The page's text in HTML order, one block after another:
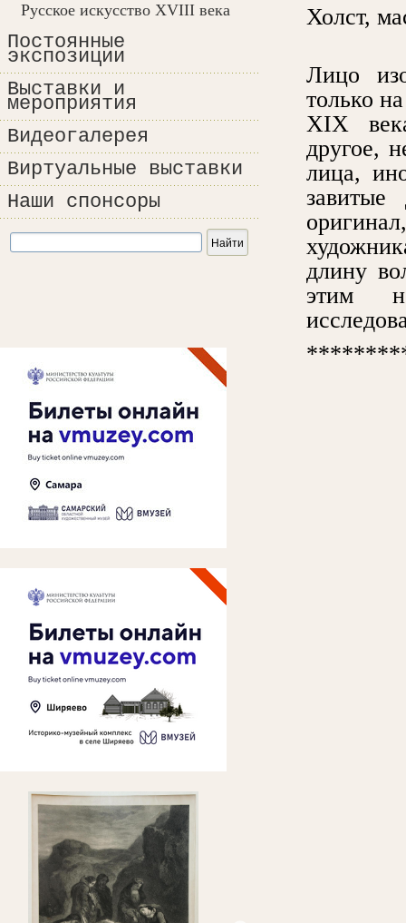
Русское искусство XVIII века
Постоянные
экспозиции
Выставки и
мероприятия
Видеогалерея
Виртуальные выставки
Наши спонсоры
Холст,
Лицо
только
XIX
другое,
лица,
длину
этим